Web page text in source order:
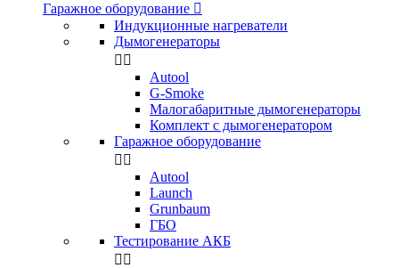
Гаражное оборудование 
Индукционные нагреватели
Дымогенераторы
 
Аutool
G-Smoke
Малогабаритные дымогенераторы
Комплект с дымогенератором
Гаражное оборудование
 
Autool
Launch
Grunbaum
ГБО
Тестирование АКБ
 